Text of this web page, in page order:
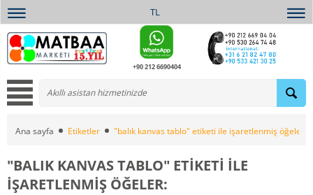
TL
+90 212 6690404
Ana sayfa Etiketler "balık kanvas tablo" etiketi ile işaretlenmiş öğeler:
"BALIK KANVAS TABLO" ETIKETI ILE
IŞARETLENMIŞ ÖĞELER: